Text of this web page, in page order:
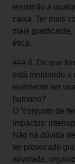
resistirão a
caixa. Ter mais
mais
ética.
### 8. De que
está moldando a
realmente ser
humano?
O “conjunto de
impactos:
Não há dúvida
ter provocado
atividade,